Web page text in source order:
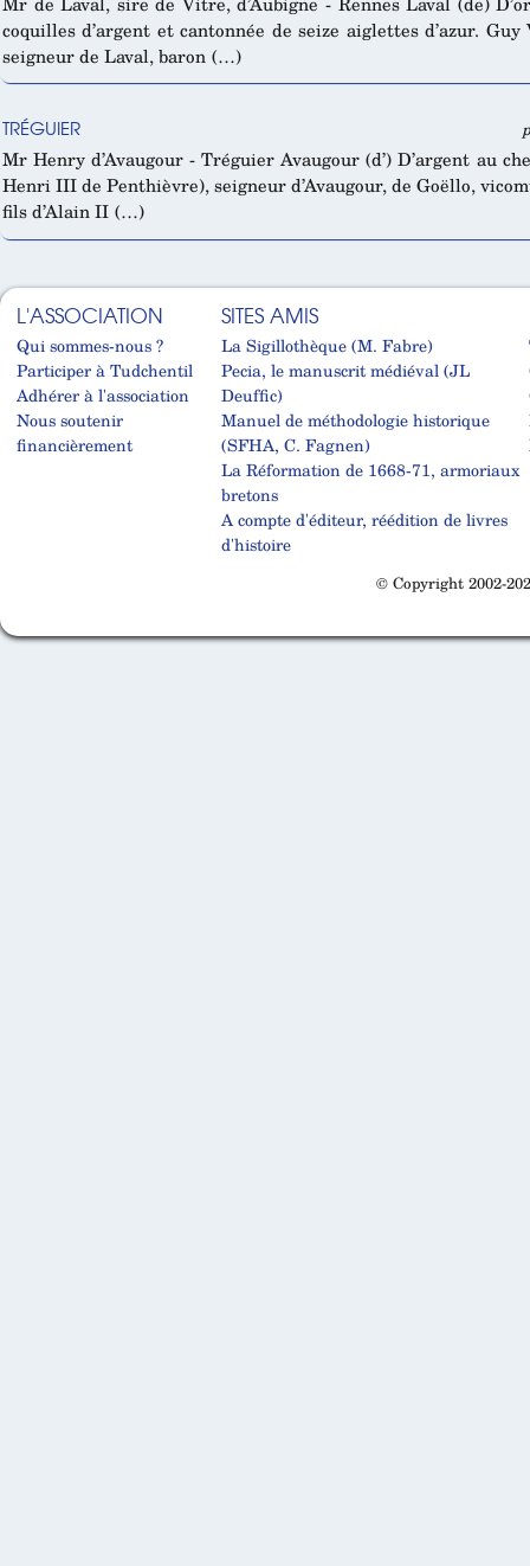
coquilles d’argent et cantonnée de seize aiglettes d’azur.
seigneur de Laval, baron (…)
TRÉGUIER
Mr Henry d’Avaugour - Tréguier Avaugour (d’) D’argent au
Henri III de Penthièvre), seigneur d’Avaugour, de Goëllo,
fils d’Alain II (…)
L'ASSOCIATION
Qui sommes-nous ?
Participer à Tudchentil
Adhérer à l'association
Nous soutenir
financièrement
SITES AMIS
La Sigillothèque (M. Fabre)
Pecia, le manuscrit médiéval (JL
Deuffic)
Manuel de méthodologie historique
(SFHA, C. Fagnen)
La Réformation de 1668-71, armoriaux
bretons
A compte d'éditeur, réédition de livres
d'histoire
© Copyright 2002-